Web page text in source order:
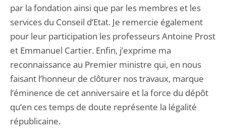
par la fondation ainsi que par les membres et les
services du Conseil d’Etat. Je remercie également
pour leur participation les professeurs Antoine Prost
et Emmanuel Cartier. Enfin, j’exprime ma
reconnaissance au Premier ministre qui, en nous
faisant l’honneur de clôturer nos travaux, marque
l’éminence de cet anniversaire et la force du dépôt
qu’en ces temps de doute représente la légalité
républicaine.